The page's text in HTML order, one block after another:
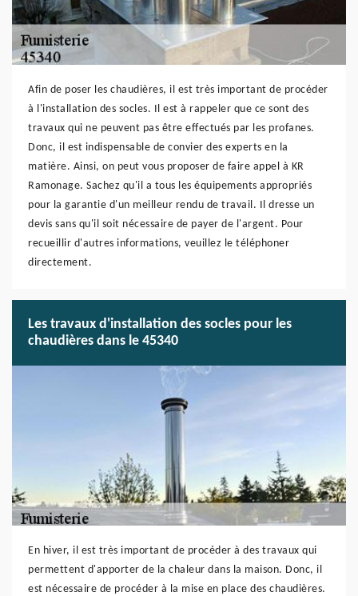
Afin de poser les chaudières, il est très important de procéder
à l'installation des socles. Il est à rappeler que ce sont des
travaux qui ne peuvent pas être effectués par les profanes.
Donc, il est indispensable de convier des experts en la
matière. Ainsi, on peut vous proposer de faire appel à KR
Ramonage. Sachez qu'il a tous les équipements appropriés
pour la garantie d'un meilleur rendu de travail. Il dresse un
devis sans qu'il soit nécessaire de payer de l'argent. Pour
recueillir d'autres informations, veuillez le téléphoner
directement.
Les travaux d'installation des socles pour les
chaudières dans le 45340
En hiver, il est très important de procéder à des travaux qui
permettent d'apporter de la chaleur dans la maison. Donc, il
est nécessaire de procéder à la mise en place des chaudières.